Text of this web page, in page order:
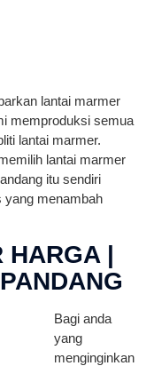
lantai marmer
memproduksi semua
lantai marmer.
lantai marmer
itu sendiri
yang menambah
HARGA |
Bagi anda
yang
menginginkan